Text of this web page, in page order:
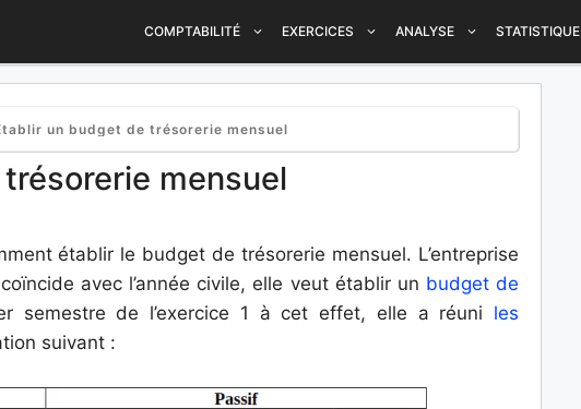
COMPTABILITÉ EXERCICES ANALYSE STATISTIQUE
un budget de trésorerie mensuel
mensuel
établir le budget de trésorerie mensuel. L’entreprise
avec l’année civile, elle veut établir un budget de
semestre de l’exercice 1 à cet effet, elle a réuni les
suivant :